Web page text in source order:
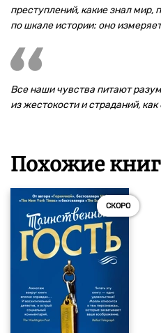
преступлений, какие знал мир,
по шкале истории: оно
Все наши чувства питают
из жестокости и страданий,
Похожие
СКОРО